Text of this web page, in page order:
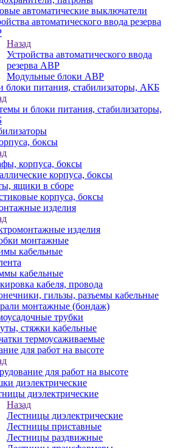
автоматические выключатели
автоматического ввода резерва
Назад
Устройства автоматического ввода
резерва АВР
Модульные блоки АВР
блоки питания, стабилизаторы, АКБ
и блоки питания, стабилизаторы,
боксы
корпуса, боксы
корпуса, боксы
ящики в сборе
корпуса, боксы
изделия
изделия
монтажные
кабельные
кабельные
кабеля, провода
гильзы, разъемы кабельные
монтажные (бондаж)
трубки
стяжки кабельные
термоусаживаемые
для работ на высоте
для работ на высоте
диэлектрические
диэлектрические
Назад
Лестницы диэлектрические
Лестницы приставные
Лестницы раздвижные